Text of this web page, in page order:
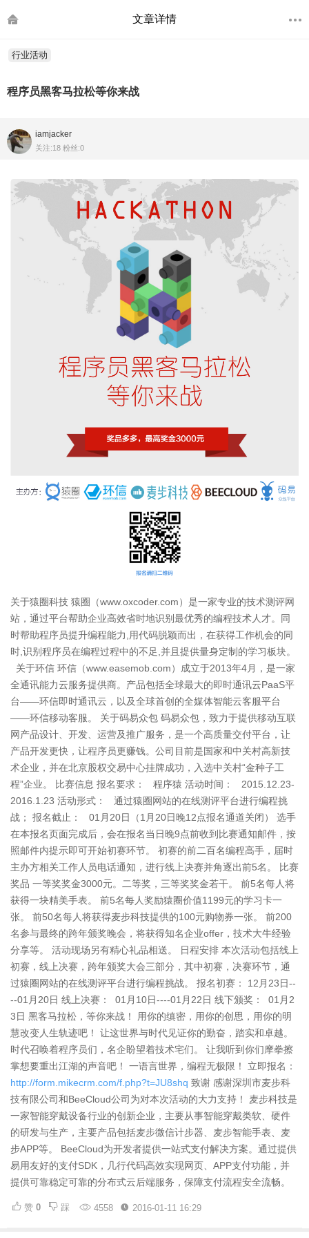
文章详情
行业活动
程序员黑客马拉松等你来战
iamjacker
关注:18 粉丝:0
关于猿圈科技 猿圈（www.oxcoder.com）是一家专业的技术测评网
站，通过平台帮助企业高效省时地识别最优秀的编程技术人才。同
时帮助程序员提升编程能力,用代码脱颖而出，在获得工作机会的同
时,识别程序员在编程过程中的不足,并且提供量身定制的学习板块。
关于环信 环信（www.easemob.com）成立于2013年4月，是一家
全通讯能力云服务提供商。产品包括全球最大的即时通讯云PaaS平
台——环信即时通讯云，以及全球首创的全媒体智能云客服平台
——环信移动客服。 关于码易众包 码易众包，致力于提供移动互联
网产品设计、开发、运营及推广服务，是一个高质量交付平台，让
产品开发更快，让程序员更赚钱。公司目前是国家和中关村高新技
术企业，并在北京股权交易中心挂牌成功，入选中关村“金种子工
程”企业。 比赛信息 报名要求： 程序猿 活动时间： 2015.12.23-
2016.1.23 活动形式： 通过猿圈网站的在线测评平台进行编程挑
战； 报名截止： 01月20日（1月20日晚12点报名通道关闭） 选手
在本报名页面完成后，会在报名当日晚9点前收到比赛通知邮件，按
照邮件内提示即可开始初赛环节。 初赛的前二百名编程高手，届时
主办方相关工作人员电话通知，进行线上决赛并角逐出前5名。 比赛
奖品 一等奖奖金3000元。二等奖，三等奖奖金若干。 前5名每人将
获得一块精美手表。 前5名每人奖励猿圈价值1199元的学习卡一
张。 前50名每人将获得麦步科技提供的100元购物券一张。 前200
名参与最终的跨年颁奖晚会，将获得知名企业offer，技术大牛经验
分享等。 活动现场另有精心礼品相送。 日程安排 本次活动包括线上
初赛，线上决赛，跨年颁奖大会三部分，其中初赛，决赛环节，通
过猿圈网站的在线测评平台进行编程挑战。 报名初赛： 12月23日--
--01月20日 线上决赛： 01月10日----01月22日 线下颁奖： 01月2
3日 黑客马拉松，等你来战！ 用你的缜密，用你的创思，用你的明
慧改变人生轨迹吧！ 让这世界与时代见证你的勤奋，踏实和卓越。
时代召唤着程序员们，名企盼望着技术宅们。 让我听到你们摩拳擦
掌想要重出江湖的声音吧！ 一语言世界，编程无极限！ 立即报名：
http://form.mikecrm.com/f.php?t=JU8shq 致谢 感谢深圳市麦步科
技有限公司和BeeCloud公司为对本次活动的大力支持！ 麦步科技是
一家智能穿戴设备行业的创新企业，主要从事智能穿戴类软、硬件
的研发与生产，主要产品包括麦步微信计步器、麦步智能手表、麦
步APP等。 BeeCloud为开发者提供一站式支付解决方案。通过提供
易用友好的支付SDK，几行代码高效实现网页、APP支付功能，并
提供可靠稳定可靠的分布式云后端服务，保障支付流程安全流畅。
赞 0 踩 4558 2016-01-11 16:29